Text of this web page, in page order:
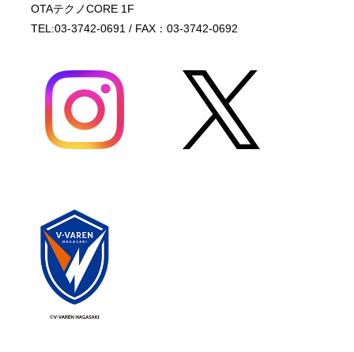
OTAテクノCORE 1F
TEL:03-3742-0691 / FAX：03-3742-0692